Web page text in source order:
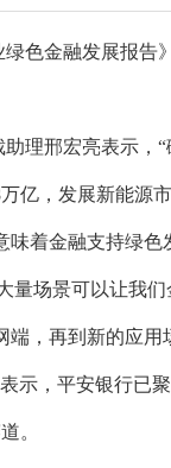
色金融发展报告
理邢宏亮表示，
亿，发展新能源
味着金融支持绿
量场景可以让我
，再到新的应
示，平安银行已
。